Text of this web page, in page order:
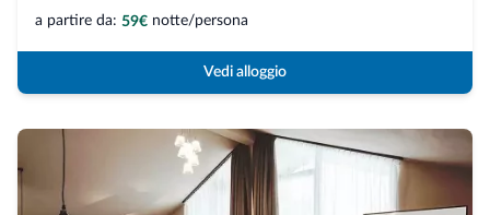
a partire da: 59€ notte/persona
Vedi alloggio